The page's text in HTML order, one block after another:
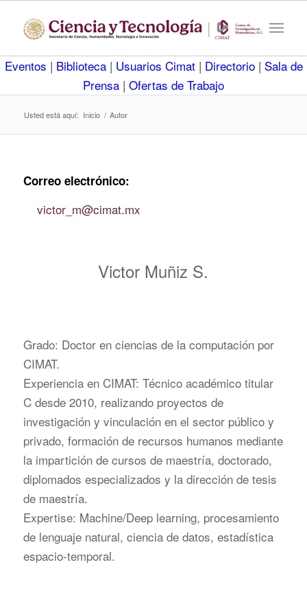
Eventos | Biblioteca | Usuarios Cimat | Directorio | Sala de
Prensa | Ofertas de Trabajo
Usted está aquí: Inicio / Autor
Correo electrónico:
victor_m@cimat.mx
Victor Muñiz S.
Grado: Doctor en ciencias de la computación por
CIMAT.
Experiencia en CIMAT: Técnico académico titular
C desde 2010, realizando proyectos de
investigación y vinculación en el sector público y
privado, formación de recursos humanos mediante
la impartición de cursos de maestría, doctorado,
diplomados especializados y la dirección de tesis
de maestría.
Expertise: Machine/Deep learning, procesamiento
de lenguaje natural, ciencia de datos, estadística
espacio-temporal.